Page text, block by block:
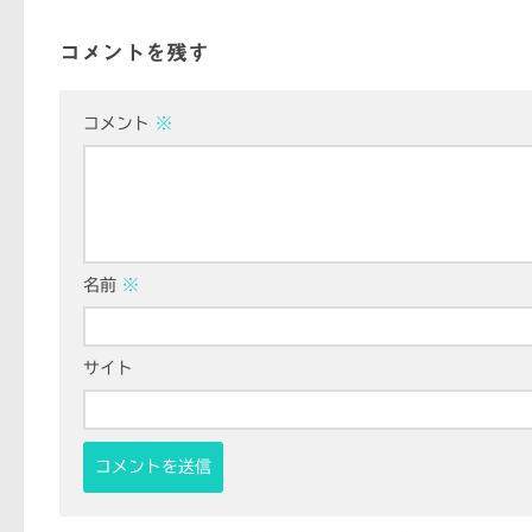
コメントを残す
コメント ※
名前 ※
サイト